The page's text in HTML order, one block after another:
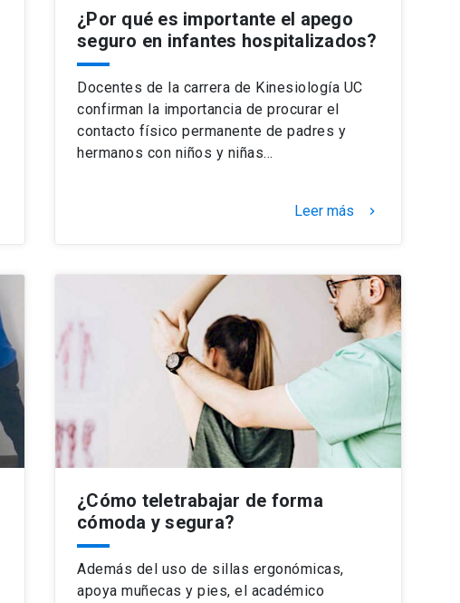
¿Por qué es importante el apego
seguro en infantes hospitalizados?
Docentes de la carrera de Kinesiología UC
confirman la importancia de procurar el
contacto físico permanente de padres y
hermanos con niños y niñas…
Leer más keyboard_arrow_right
¿Cómo teletrabajar de forma
cómoda y segura?
Además del uso de sillas ergonómicas,
apoya muñecas y pies, el académico